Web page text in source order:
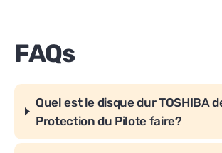
FAQs
Quel est le disque dur TOSHIBA
Protection du Pilote faire?